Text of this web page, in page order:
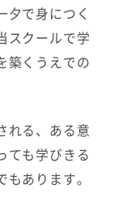
夕で身につく
スクールで学
築くうえでの
れる、ある意
ても学びきる
あります。